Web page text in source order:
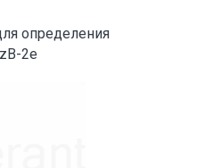
определения
2e